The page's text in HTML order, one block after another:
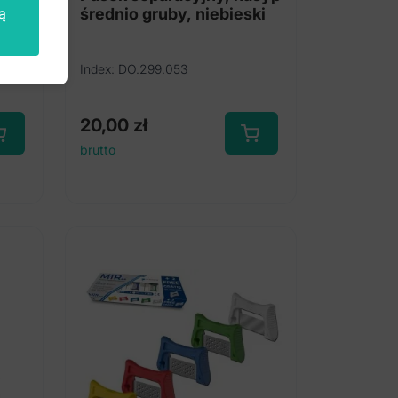
średnio gruby, niebieski
Index: DO.299.053
20,00 zł
brutto